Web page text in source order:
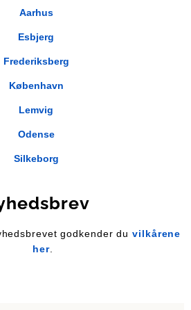
Aarhus
Esbjerg
Frederiksberg
København
Lemvig
Odense
Silkeborg
godkender duvilkårene
her.